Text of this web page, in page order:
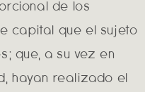
de los
capital que el sujeto
que, a su vez en
hayan realizado el